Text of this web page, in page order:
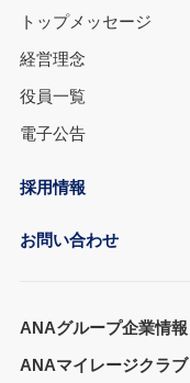
トップメッセージ
経営理念
役員一覧
電子公告
採用情報
お問い合わせ
ANAグループ企業情報
ANAマイレージクラブ